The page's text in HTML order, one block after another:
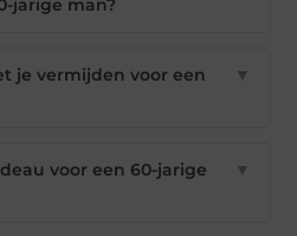
jarige man?
je vermijden voor een
▼
voor een 60-jarige
▼